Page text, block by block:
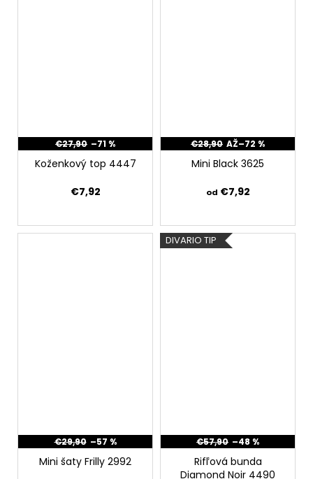
€27,90 –71 %
Koženkový top 4447
€7,92
€28,90 AŽ–72 %
Mini Black 3625
od €7,92
€29,90 –57 %
Mini šaty Frilly 2992
DIVARIO TIP
€57,90 –48 %
Rifľová bunda
Diamond Noir 4490